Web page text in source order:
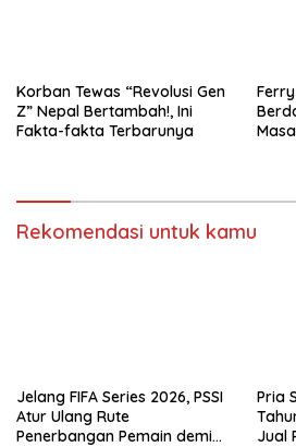
Korban Tewas “Revolusi Gen
Z” Nepal Bertambah!, Ini
Fakta-fakta Terbarunya
Rekomendasi untuk kamu
Jelang FIFA Series 2026, PSSI
Atur Ulang Rute
Penerbangan Pemain demi
Pria
Jual